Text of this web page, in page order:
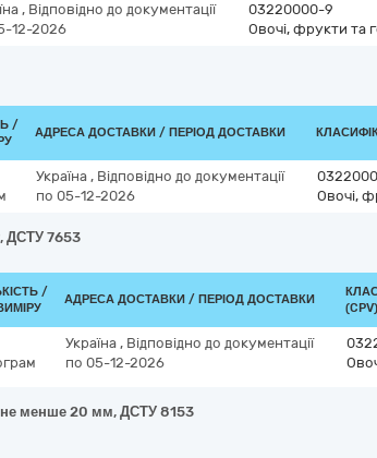
, Відповідно до документації
12-2026
03220000-9
Овочі, фрукти та
/
АДРЕСА ДОСТАВКИ / ПЕРІОД ДОСТАВКИ
Україна , Відповідно до документації
по 05-12-2026
Овочі,
ДСТУ 7653
/
АДРЕСА ДОСТАВКИ / ПЕРІОД ДОСТАВКИ
(CPV)
Україна , Відповідно до документації
по 05-12-2026
не менше 20 мм, ДСТУ 8153